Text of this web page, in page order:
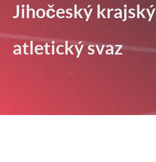
Jihočeský krajský
atletický svaz